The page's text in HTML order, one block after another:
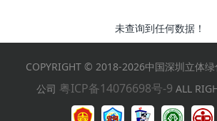
未查询到任何数据！
COPYRIGHT © 2018-2026中国深圳立体
公司 粤ICP备14076698号-9 ALL